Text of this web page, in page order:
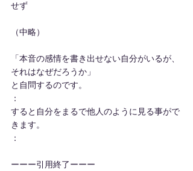
せず
（中略）
「本音の感情を書き出せない自分がいるが、
それはなぜだろうか」
と自問するのです。
：
すると自分をまるで他人のように見る事がで
きます。
：
ーーー引用終了ーーー